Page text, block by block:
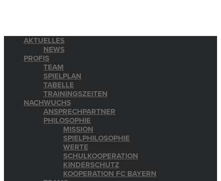
AKTUELLES
NEWS
PROFIS
TEAM
SPIELPLAN
TABELLE
TRAININGSZEITEN
NACHWUCHS
ANSPRECHPARTNER
PHILOSOPHIE
MISSION
SPIELPHILOSOPHIE
WERTE
SCHULKOOPERATION
KINDERSCHUTZ
KOOPERATION FC BAYERN